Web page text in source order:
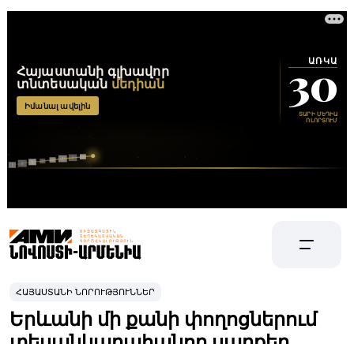
ՀԱՅԱՍՏԱՆԻ ՆՈՐՈՒԹՅՈՒՆՆԵՐ
Երևանի մի քանի փողոցներում